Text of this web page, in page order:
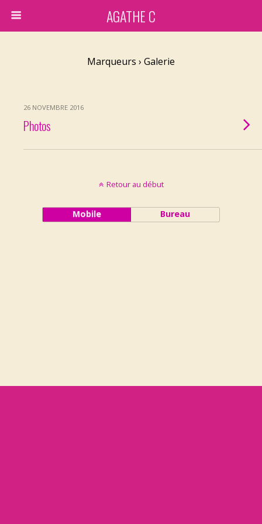
AGATHE C
Marqueurs › Galerie
26 NOVEMBRE 2016
Photos
Retour au début
Mobile Bureau